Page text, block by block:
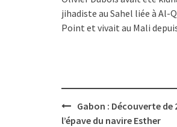
jihadiste au Sahel liée à
Point et vivait au Mali
Post
navigation
Gabon : Découverte
l’épave du navire Esther